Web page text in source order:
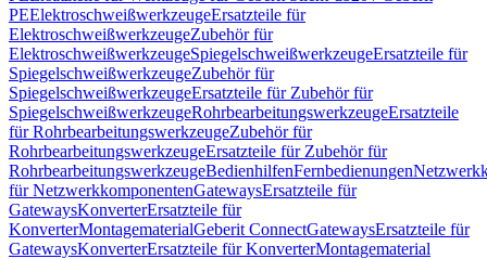
PEElektroschweißwerkzeugeErsatzteile für
ElektroschweißwerkzeugeZubehör für
ElektroschweißwerkzeugeSpiegelschweißwerkzeugeErsatzteile für
SpiegelschweißwerkzeugeZubehör für
SpiegelschweißwerkzeugeErsatzteile für Zubehör für
SpiegelschweißwerkzeugeRohrbearbeitungswerkzeugeErsatzteile
für RohrbearbeitungswerkzeugeZubehör für
RohrbearbeitungswerkzeugeErsatzteile für Zubehör für
RohrbearbeitungswerkzeugeBedienhilfenFernbedienungen
für NetzwerkkomponentenGatewaysErsatzteile für
GatewaysKonverterErsatzteile für
KonverterMontagematerialGeberit ConnectGatewaysErsatzteile für
GatewaysKonverterErsatzteile für KonverterMontagematerial